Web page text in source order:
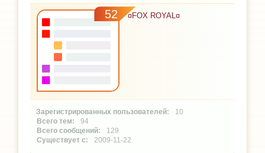
52 ¤FOX ROYAL¤
10
94
129
2009-11-22